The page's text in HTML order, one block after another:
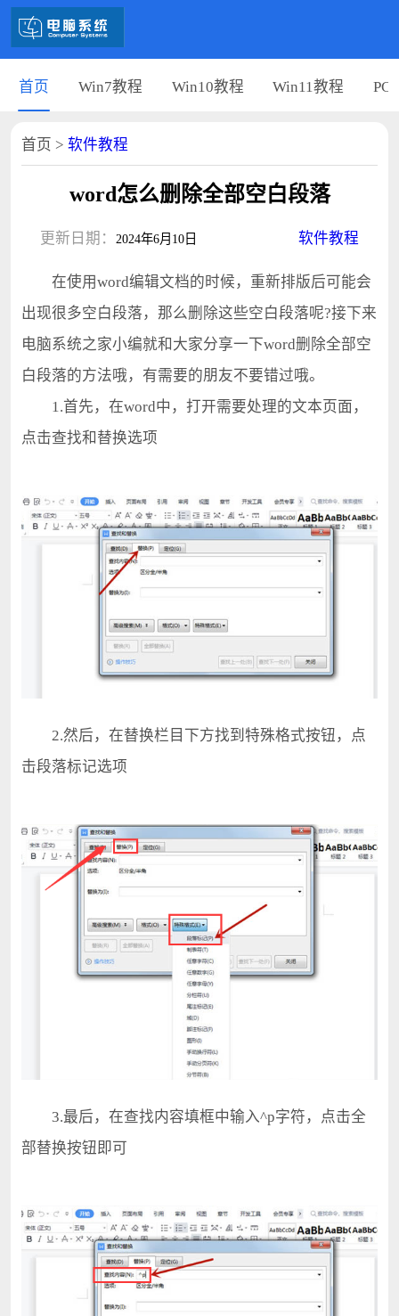
首页 Win7教程 Win10教程 Win11教程 PC
首页 > 软件教程
word怎么删除全部空白段落
更新日期： 2024年6月10日 软件教程
在使用word编辑文档的时候，重新排版后可能会
出现很多空白段落，那么删除这些空白段落呢?接下来
电脑系统之家小编就和大家分享一下word删除全部空
白段落的方法哦，有需要的朋友不要错过哦。
1.首先，在word中，打开需要处理的文本页面，
点击查找和替换选项
2.然后，在替换栏目下方找到特殊格式按钮，点
击段落标记选项
3.最后，在查找内容填框中输入^p字符，点击全
部替换按钮即可